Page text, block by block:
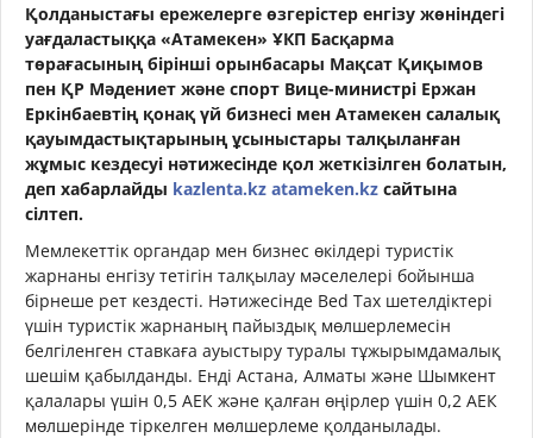
Қолданыстағы ережелерге өзгерістер енгізу жөніндегі
уағдаластыққа «Атамекен» ҰКП Басқарма
төрағасының бірінші орынбасары Мақсат Қиқымов
пен ҚР Мәдениет және спорт Вице-министрі Ержан
Еркінбаевтің қонақ үй бизнесі мен Атамекен салалық
қауымдастықтарының ұсыныстары талқыланған
жұмыс кездесуі нәтижесінде қол жеткізілген болатын,
деп хабарлайды kazlenta.kz atameken.kz сайтына
сілтеп.
Мемлекеттік органдар мен бизнес өкілдері туристік
жарнаны енгізу тетігін талқылау мәселелері бойынша
бірнеше рет кездесті. Нәтижесінде Bed Tax шетелдіктері
үшін туристік жарнаның пайыздық мөлшерлемесін
белгіленген ставкаға ауыстыру туралы тұжырымдамалық
шешім қабылданды. Енді Астана, Алматы және Шымкент
қалалары үшін 0,5 АЕК және қалған өңірлер үшін 0,2 АЕК
мөлшерінде тіркелген мөлшерлеме қолданылады.